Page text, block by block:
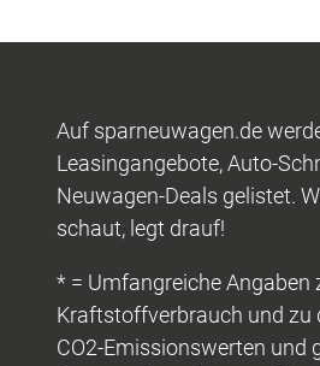
Auf sparneuwagen.de
Leasingangebote, Auto-
Neuwagen-Deals gelistet.
schaut, legt drauf!
* = Umfangreiche Angaben
Kraftstoffverbrauch und zu
CO2-Emissionswerten und